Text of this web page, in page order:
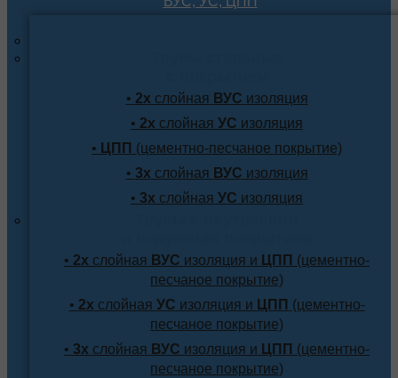
• 2х слойная ВУС изоляция
• 2х слойная УС изоляция
• ЦПП (цементно-песчаное покрытие)
• 3х слойная ВУС изоляция
• 3х слойная УС изоляция
• 2х слойная ВУС изоляция и ЦПП (цементно-
песчаное покрытие)
• 2х слойная УС изоляция и ЦПП (цементно-
песчаное покрытие)
• 3х слойная ВУС изоляция и ЦПП (цементно-
песчаное покрытие)